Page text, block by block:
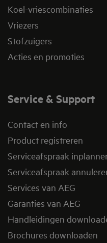
Koel-vriescombinaties
Vriezers
Stofzuigers
Acties en promoties
Service & Support
Contact en info
Product registreren
Serviceafspraak
Serviceafspraak
Services van AEG
Garanties van AEG
Handleidingen
Brochures downloaden